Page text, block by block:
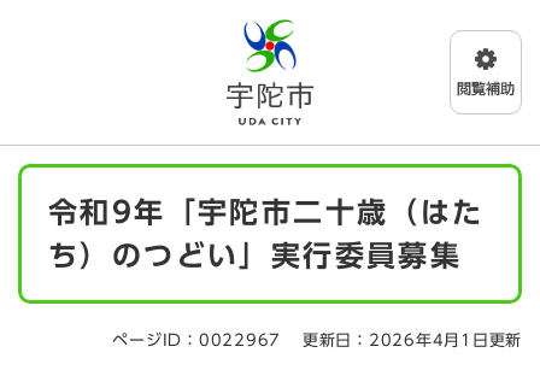
メニューを飛ばして本文へ
本
令和9年「宇陀市二十歳（はた
ち）のつどい」実行委員募集
ページID：0022967 更新日：2026年4月1日更新